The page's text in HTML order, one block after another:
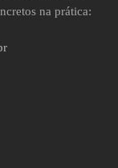
na prática: